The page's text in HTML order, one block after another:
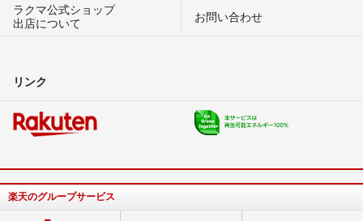
ラクマ公式ショップ
出店について
お問い合わせ
リンク
楽天のグループサービス